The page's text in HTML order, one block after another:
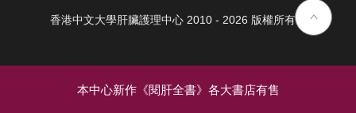
香港中文大學肝臟護理中心 2010 - 2026 版權所有 ©️
本中心新作《閱肝全書》各大書店有售